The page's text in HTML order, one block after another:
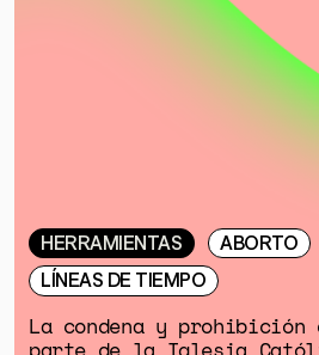
HERRAMIENTAS
ABORTO
LÍNEAS DE TIEMPO
La condena y